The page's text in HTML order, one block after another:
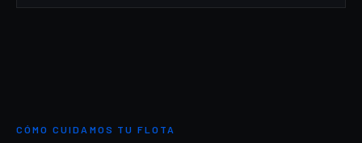
CÓMO CUIDAMOS TU FLOTA